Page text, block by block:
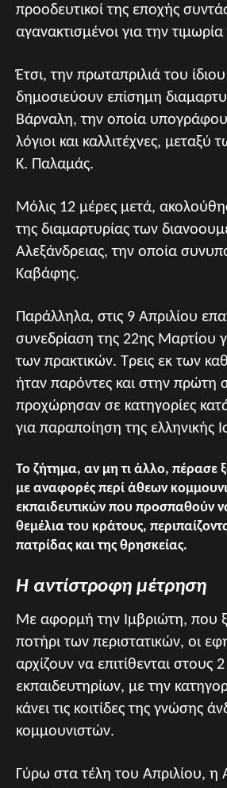
προοδευτικοί της εποχής
αγανακτισμένοι για την
Έτσι, την πρωταπριλιά του
δημοσιεύουν επίσημη
Βάρναλη, την οποία
λόγιοι και καλλιτέχνες, μεταξύ
Κ. Παλαμάς.
Μόλις 12 μέρες μετά,
της διαμαρτυρίας των
Αλεξάνδρειας, την οποία
Καβάφης.
Παράλληλα, στις 9 Απριλίου
συνεδρίαση της 22ης Μαρτίου
των πρακτικών. Τρεις εκ των
ήταν παρόντες και στην πρώτη
προχώρησαν σε κατηγορίες
για παραποίηση της ελληνικής
Το ζήτημα, αν μη τι άλλο, πέρασε
με αναφορές περί άθεων
εκπαιδευτικών που προσπαθούν
θεμέλια του κράτους,
πατρίδας και της θρησκείας.
Η αντίστροφη μέτρηση
Με αφορμή την Ιμβριώτη, που
ποτήρι των περιστατικών, οι
αρχίζουν να επιτίθενται στους
εκπαιδευτηρίων, με την
κάνει τις κοιτίδες της γνώσης
κομμουνιστών.
Γύρω στα τέλη του Απριλίου, η